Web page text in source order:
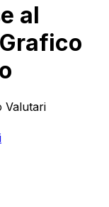
al
Valutari